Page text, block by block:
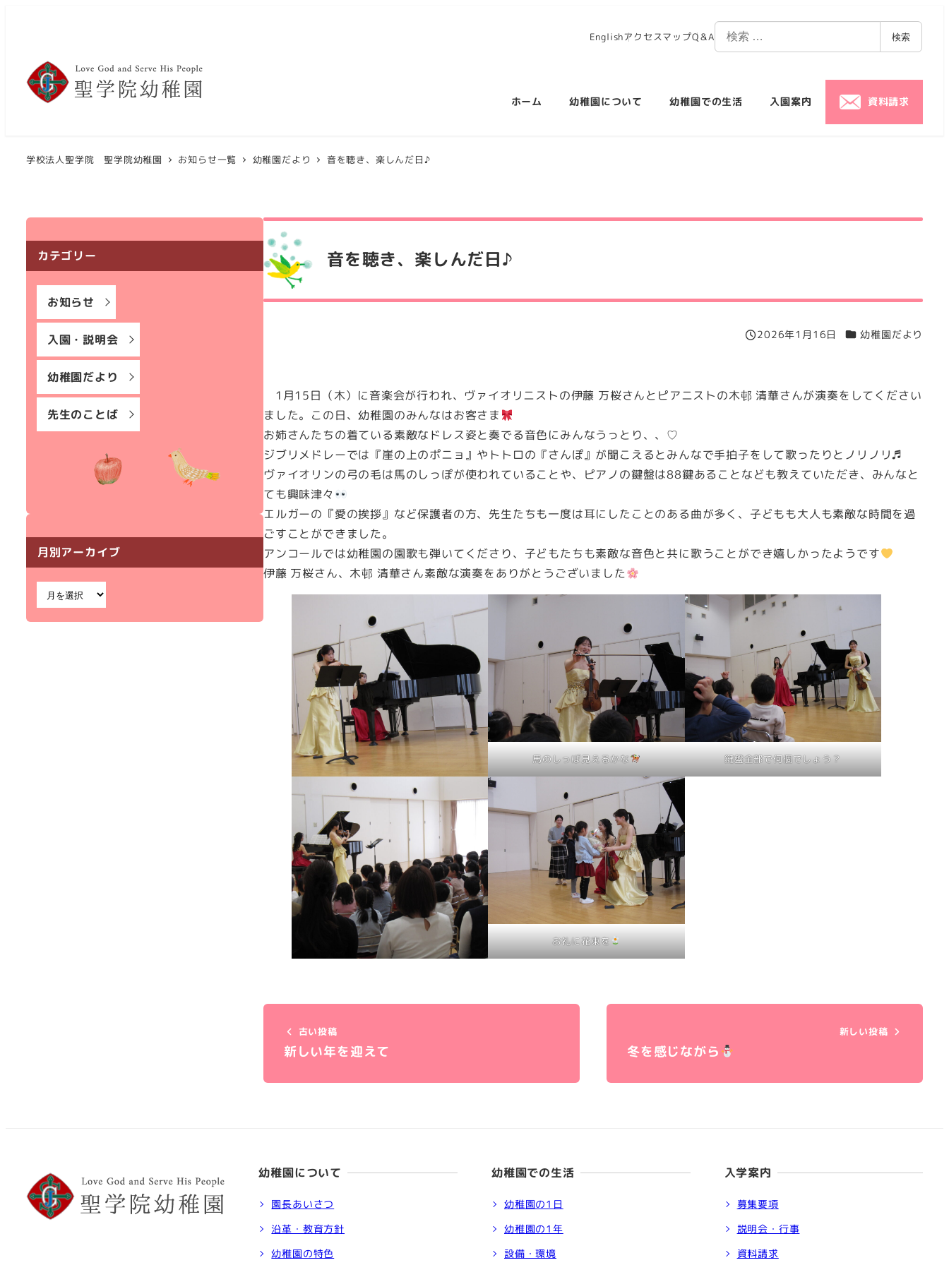
検索
EnglishアクセスマップQ＆A
ホーム 幼稚園について 幼稚園での生活 入園案内 資料請求
学校法人聖学院 聖学院幼稚園 お知らせ一覧 幼稚園だより 音を聴き、楽しんだ日♪
音を聴き、楽しんだ日♪
投稿日
2026年1月16日 カテゴリー
幼稚園だより
1月15日（木）に音楽会が行われ、ヴァイオリニストの伊藤 万桜さんとピアニストの木邨 清華さんが演奏をしてください
ました。この日、幼稚園のみんなはお客さま
お姉さんたちの着ている素敵なドレス姿と奏でる音色にみんなうっとり、、♡
ジブリメドレーでは『崖の上のポニョ』やトトロの『さんぽ』が聞こえるとみんなで手拍子をして歌ったりとノリノリ♬
ヴァイオリンの弓の毛は馬のしっぽが使われていることや、ピアノの鍵盤は88鍵あることなども教えていただき、みんなと
ても興味津々
エルガーの『愛の挨拶』など保護者の方、先生たちも一度は耳にしたことのある曲が多く、子どもも大人も素敵な時間を過
ごすことができました。
アンコールでは幼稚園の園歌も弾いてくださり、子どもたちも素敵な音色と共に歌うことができ嬉しかったようです
伊藤 万桜さん、木邨 清華さん素敵な演奏をありがとうございました
馬のしっぽ見えるかな 鍵盤全部で何個でしょう？
お礼に花束を
古い投稿
新しい年を迎えて
新しい投稿
冬を感じながら
カテゴリー
お知らせ
入園・説明会
幼稚園だより
先生のことば
月別アーカイブ
幼稚園について
園長あいさつ
沿革・教育方針
幼稚園の特色
幼稚園での生活
幼稚園の1日
幼稚園の1年
設備・環境
入学案内
募集要項
説明会・行事
資料請求